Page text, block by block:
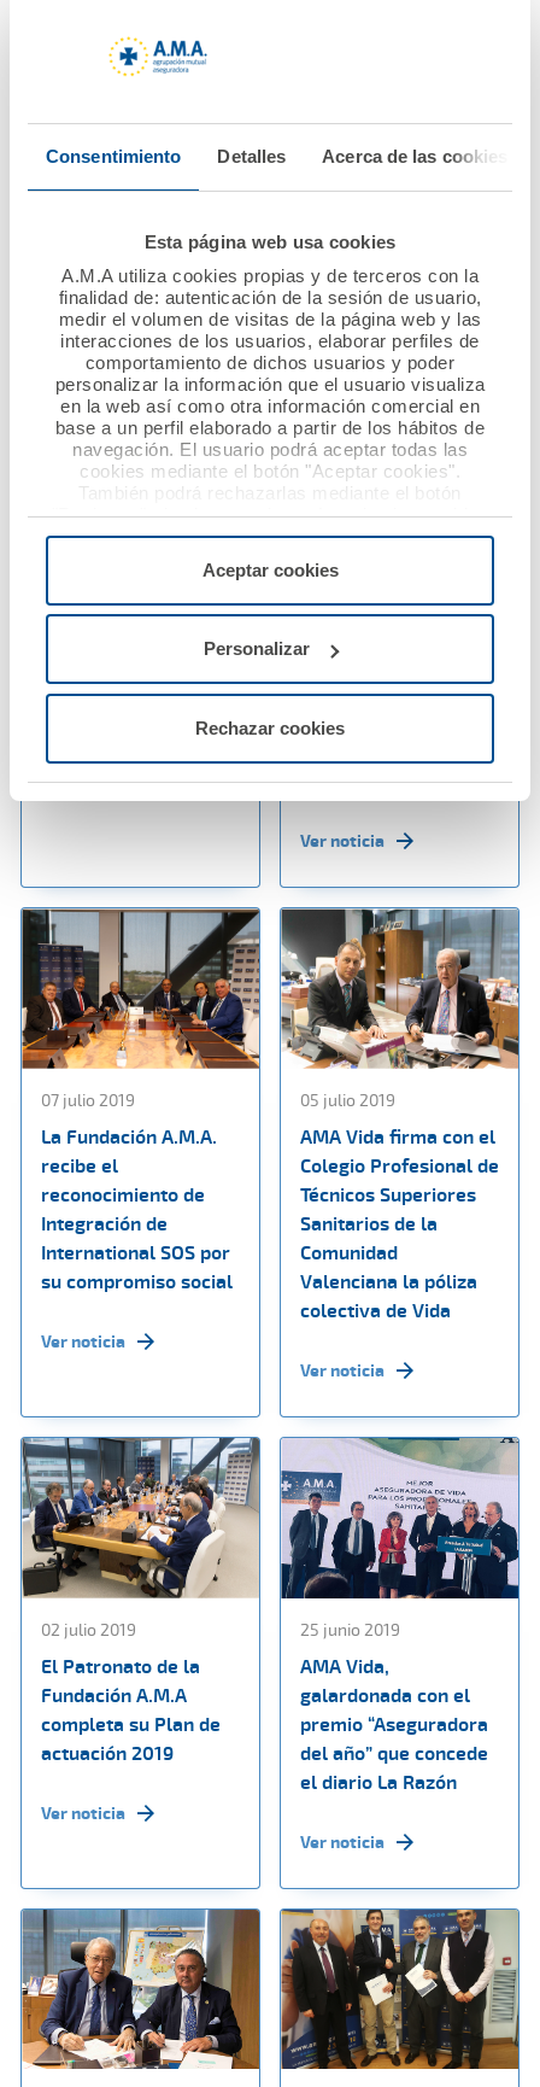
Consentimiento Detalles Acerca de las cookies
Esta página web usa cookies
A.M.A utiliza cookies propias y de terceros con la
finalidad de: autenticación de la sesión de usuario,
medir el volumen de visitas de la página web y las
interacciones de los usuarios, elaborar perfiles de
comportamiento de dichos usuarios y poder
personalizar la información que el usuario visualiza
en la web así como otra información comercial en
base a un perfil elaborado a partir de los hábitos de
navegación. El usuario podrá aceptar todas las
cookies mediante el botón "Aceptar cookies".
También podrá rechazarlas mediante el botón
"Rechazar", donde se rechazarán todas las cookies
menos las necesarias para permitir el acceso a los
configurarlas usando el botón “Personalizar".
Aceptar cookies
Personalizar
Rechazar cookies
10 septiembre 2019
Masiva participación
Solidario convocados
por la Fundación
Ver noticia
Responsabilidad Civil
a A.M.A.
Ver noticia
02 agosto 2019
La Fundación A.M.A.
convoca sus XVIII
Premios Científicos
Ver noticia
22 julio 2019
La clínica dental
solidaria para
Melilla, patrocinada
por la Fundación
A.M.A., atiende a más
de dos mil personas al
año
Ver noticia
07 julio 2019
La Fundación A.M.A.
recibe el
reconocimiento de
Integración de
International SOS por
su compromiso social
Ver noticia
05 julio 2019
AMA Vida firma con el
Colegio Profesional de
Técnicos Superiores
Sanitarios de la
Comunidad
Valenciana la póliza
colectiva de Vida
Ver noticia
02 julio 2019
El Patronato de la
Fundación A.M.A
completa su Plan de
actuación 2019
Ver noticia
25 junio 2019
AMA Vida,
galardonada con el
premio “Aseguradora
del año” que concede
el diario La Razón
Ver noticia